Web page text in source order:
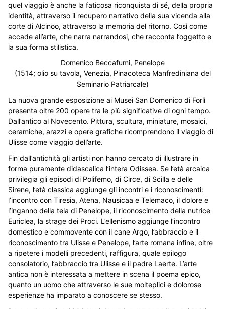
quel viaggio è anche la faticosa riconquista di sé, della propria
identità, attraverso il recupero narrativo della sua vicenda alla
corte di Alcinoo, attraverso la memoria del ritorno. Così come
accade all’arte, che narra narrandosi, che racconta l’oggetto e
la sua forma stilistica.
Domenico Beccafumi, Penelope
(1514; olio su tavola, Venezia, Pinacoteca Manfrediniana del
Seminario Patriarcale)
La nuova grande esposizione ai Musei San Domenico di Forlì
presenta oltre 200 opere tra le più significative di ogni tempo.
Dall’antico al Novecento. Pittura, scultura, miniature, mosaici,
ceramiche, arazzi e opere grafiche ricomprendono il viaggio di
Ulisse come viaggio dell’arte.
Fin dall’antichità gli artisti non hanno cercato di illustrare in
forma puramente didascalica l’intera Odissea. Se l’età arcaica
privilegia gli episodi di Polifemo, di Circe, di Scilla e delle
Sirene, l’età classica aggiunge gli incontri e i riconoscimenti:
l’incontro con Tiresia, Atena, Nausicaa e Telemaco, il dolore e
l’inganno della tela di Penelope, il riconoscimento della nutrice
Euriclea, la strage dei Proci. L’ellenismo aggiunge l’incontro
domestico e commovente con il cane Argo, l’abbraccio e il
riconoscimento tra Ulisse e Penelope, l’arte romana infine, oltre
a ripetere i modelli precedenti, raffigura, quale epilogo
consolatorio, l’abbraccio tra Ulisse e il padre Laerte. L’arte
antica non è interessata a mettere in scena il poema epico,
quanto un uomo che attraverso le sue molteplici e dolorose
esperienze ha imparato a conoscere se stesso.